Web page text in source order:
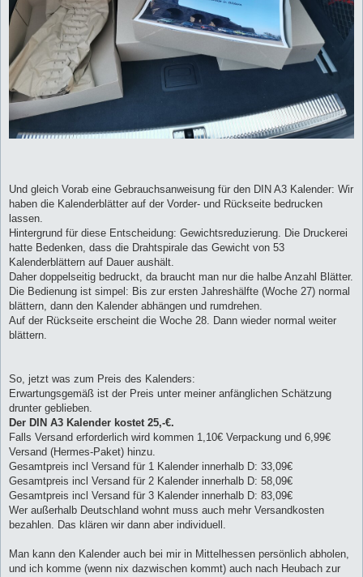
Und gleich Vorab eine Gebrauchsanweisung für den DIN A3 Kalender: Wir
haben die Kalenderblätter auf der Vorder- und Rückseite bedrucken
lassen.
Hintergrund für diese Entscheidung: Gewichtsreduzierung. Die Druckerei
hatte Bedenken, dass die Drahtspirale das Gewicht von 53
Kalenderblättern auf Dauer aushält.
Daher doppelseitig bedruckt, da braucht man nur die halbe Anzahl Blätter.
Die Bedienung ist simpel: Bis zur ersten Jahreshälfte (Woche 27) normal
blättern, dann den Kalender abhängen und rumdrehen.
Auf der Rückseite erscheint die Woche 28. Dann wieder normal weiter
blättern.
So, jetzt was zum Preis des Kalenders:
Erwartungsgemäß ist der Preis unter meiner anfänglichen Schätzung
drunter geblieben.
Der DIN A3 Kalender kostet 25,-€.
Falls Versand erforderlich wird kommen 1,10€ Verpackung und 6,99€
Versand (Hermes-Paket) hinzu.
Gesamtpreis incl Versand für 1 Kalender innerhalb D: 33,09€
Gesamtpreis incl Versand für 2 Kalender innerhalb D: 58,09€
Gesamtpreis incl Versand für 3 Kalender innerhalb D: 83,09€
Wer außerhalb Deutschland wohnt muss auch mehr Versandkosten
bezahlen. Das klären wir dann aber individuell.
Man kann den Kalender auch bei mir in Mittelhessen persönlich abholen,
und ich komme (wenn nix dazwischen kommt) auch nach Heubach zur